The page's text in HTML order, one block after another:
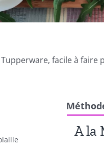
facile à faire
A la